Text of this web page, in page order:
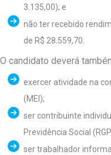
3.135,00); e
não ter recebido
de R$ 28.559,70.
O candidato deverá
exercer atividade na
(MEI);
ser contribuinte
Previdência Social
ser trabalhador